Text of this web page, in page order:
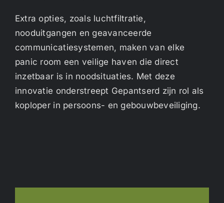
Extra opties, zoals luchtfiltratie,
nooduitgangen en geavanceerde
communicatiesystemen, maken van elke
panic room een veilige haven die direct
inzetbaar is in noodsituaties. Met deze
innovatie onderstreept Gepantserd zijn rol als
koploper in persoons- en gebouwbeveiliging.